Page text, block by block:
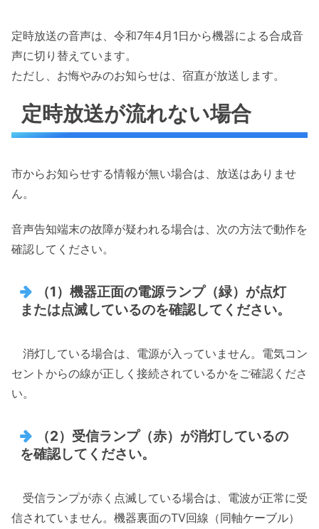
定時放送の音声は、令和7年4月1日から機器による合成音
声に切り替えています。
ただし、お悔やみのお知らせは、宿直が放送します。
定時放送が流れない場合
市からお知らせする情報が無い場合は、放送はありませ
ん。
音声告知端末の故障が疑われる場合は、次の方法で動作を
確認してください。
（1）機器正面の電源ランプ（緑）が点灯
または点滅しているのを確認してください。
消灯している場合は、電源が入っていません。電気コン
セントからの線が正しく接続されているかをご確認くださ
い。
（2）受信ランプ（赤）が消灯しているの
を確認してください。
受信ランプが赤く点滅している場合は、電波が正常に受
信されていません。機器裏面のTV回線（同軸ケーブル）